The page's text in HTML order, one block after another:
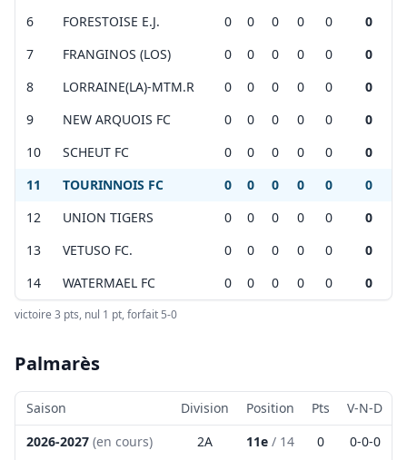
Leaflet|© OpenStreetMapcontributors © CARTO
6
FORESTOISE E.J. 0 0 0 0 0
0
7
FRANGINOS (LOS) 0 0 0 0 0
0
8
LORRAINE(LA)-MTM.R 0 0 0 0 0
0
9
NEW ARQUOIS FC 0 0 0 0 0
0
10
SCHEUT FC 0 0 0 0 0
0
11
TOURINNOIS FC 0 0 0 0 0
0
12
UNION TIGERS 0 0 0 0 0
0
13
VETUSO FC. 0 0 0 0 0
0
14
WATERMAEL FC 0 0 0 0 0 0
victoire 3 pts, nul 1 pt, forfait 5-0
Palmarès
Saison Division Position Pts
V-N-D
2026-2027 (en cours) 2A 11e / 14 0 0-0-0